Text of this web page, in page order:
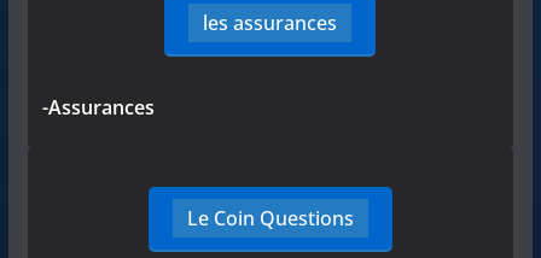
les assurances
-Assurances
Le Coin Questions